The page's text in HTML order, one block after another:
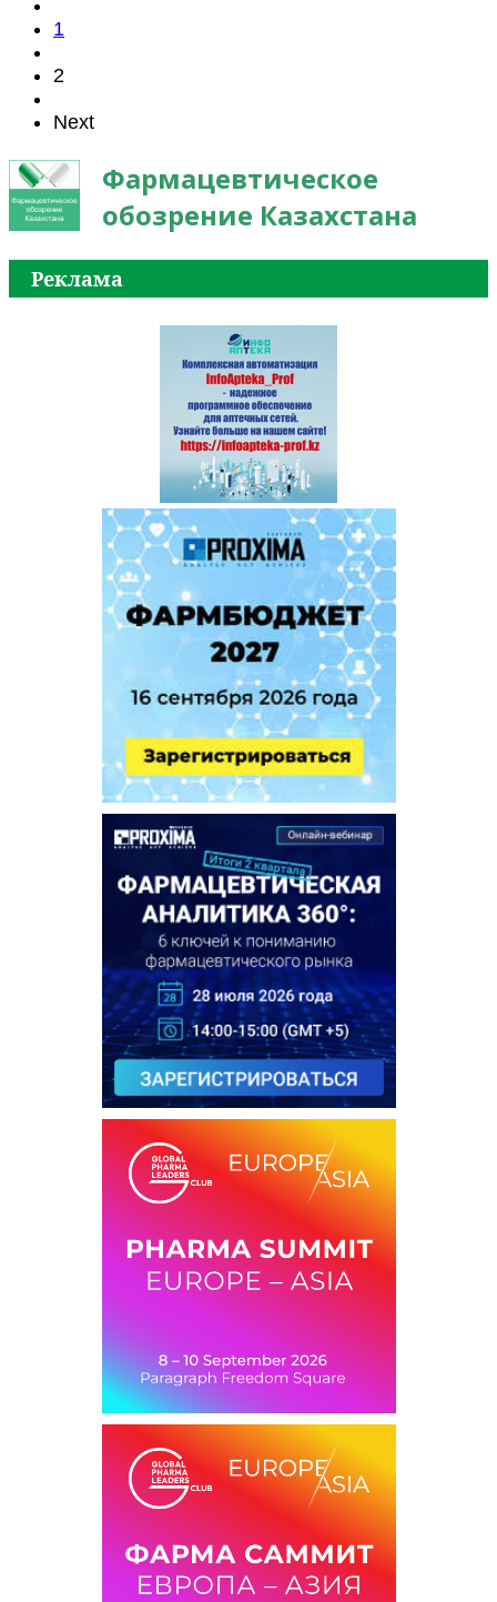
1
2
Next
Фармацевтическое
обозрение Казахстана
Реклама